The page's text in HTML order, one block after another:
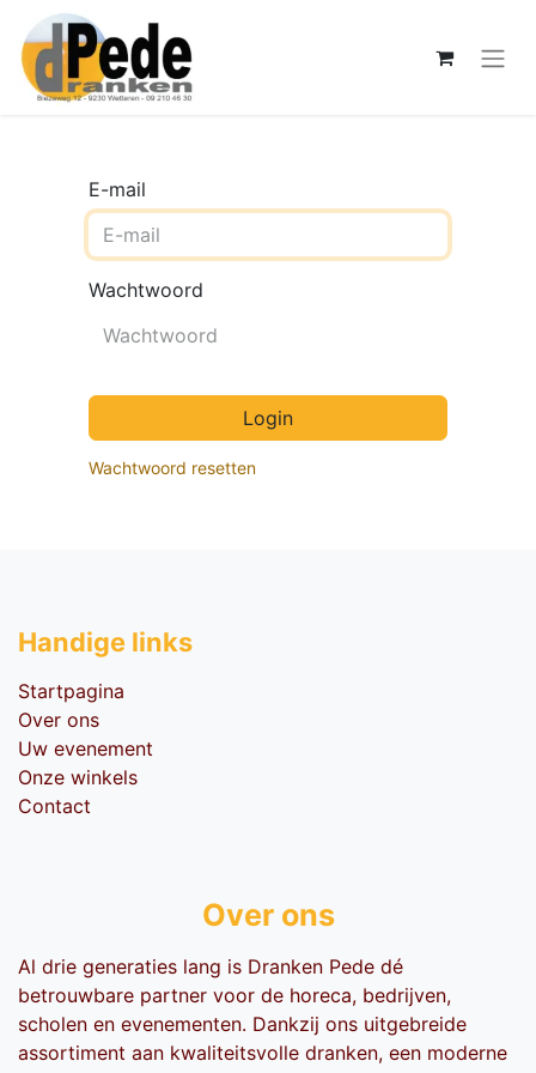
E-mail
Wachtwoord
Login
Wachtwoord resetten
Handige li​nks
Startpagina
Over ons
Uw evenement
Onze winkels
Contact
Over ons
Al drie generaties lang is Dranken Pede dé
betrouwbare partner voor de horeca, bedrijven,
scholen en evenementen. Dankzij ons uitgebreide
assortiment aan kwaliteitsvolle dranken, een moderne